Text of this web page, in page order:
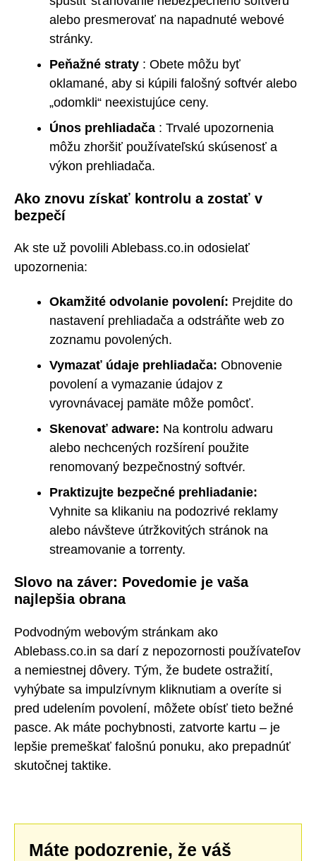
alebo presmerovať na napadnuté webové
stránky.
Peňažné straty : Obete môžu byť
oklamané, aby si kúpili falošný softvér alebo
„odomkli“ neexistujúce ceny.
Únos prehliadača : Trvalé upozornenia
môžu zhoršiť používateľskú skúsenosť a
výkon prehliadača.
Ako znovu získať kontrolu a zostať v
bezpečí
Ak ste už povolili Ablebass.co.in odosielať
upozornenia:
Okamžité odvolanie povolení: Prejdite do
nastavení prehliadača a odstráňte web zo
zoznamu povolených.
Vymazať údaje prehliadača: Obnovenie
povolení a vymazanie údajov z
vyrovnávacej pamäte môže pomôcť.
Skenovať adware: Na kontrolu adwaru
alebo nechcených rozšírení použite
renomovaný bezpečnostný softvér.
Praktizujte bezpečné prehliadanie:
Vyhnite sa klikaniu na podozrivé reklamy
alebo návšteve útržkovitých stránok na
streamovanie a torrenty.
Slovo na záver: Povedomie je vaša
najlepšia obrana
Podvodným webovým stránkam ako
Ablebass.co.in sa darí z nepozornosti používateľov
a nemiestnej dôvery. Tým, že budete ostražití,
vyhýbate sa impulzívnym kliknutiam a overíte si
pred udelením povolení, môžete obísť tieto bežné
pasce. Ak máte pochybnosti, zatvorte kartu – je
lepšie premeškať falošnú ponuku, ako prepadnúť
skutočnej taktike.
Máte podozrenie, že váš